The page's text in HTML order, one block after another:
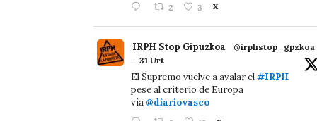
2 3 X
IRPH Stop Gipuzkoa
@irphstop_gpzkoa
·
31 Urt
El Supremo vuelve a avalar el#IRPH
pese al criterio de Europa
vía @diariovasco